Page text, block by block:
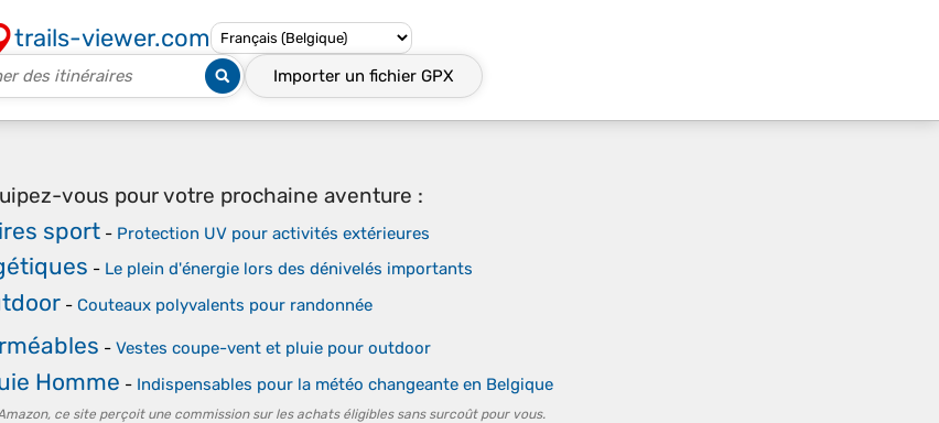
trails-viewer.com
Importer un fichier GPX
vous pour votre prochaine aventure :
sport - Protection UV pour activités extérieures
- Le plein d'énergie lors des dénivelés importants
- Couteaux polyvalents pour randonnée
- Vestes coupe-vent et pluie pour outdoor
Homme - Indispensables pour la météo changeante en Belgique
ce site perçoit une commission sur les achats éligibles sans surcoût pour vous.